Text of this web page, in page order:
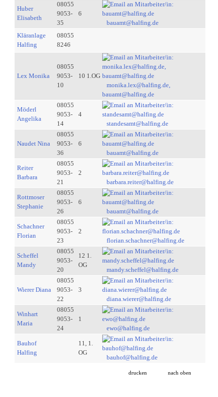
Huber
Elisabeth
08055
9053-
35
6
bauamt@halfing.de
Kläranlage
Halfing
08055
8246
Lex Monika
08055
9053-
10
10 1.OG
monika.lex@halfing.de,
bauamt@halfing.de
Möderl
Angelika
08055
9053-
14
4
standesamt@halfing.de
Naudet Nina
08055
9053-
36
6
bauamt@halfing.de
Reiter
Barbara
08055
9053-
21
2
barbara.reiter@halfing.de
Rottmoser
Stephanie
08055
9053-
26
6
bauamt@halfing.de
Schachner
Florian
08055
9053-
23
2
florian.schachner@halfing.de
Scheffel
Mandy
08055
9053-
20
12 1.
OG
mandy.scheffel@halfing.de
Wierer Diana
08055
9053-
22
3
diana.wierer@halfing.de
Winhart
Maria
08055
9053-
24
1
ewo@halfing.de
Bauhof
Halfing
11, 1.
OG
bauhof@halfing.de
drucken nach oben